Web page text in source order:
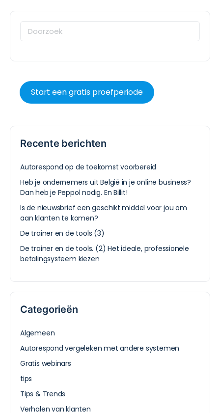
Start een gratis proefperiode
Recente berichten
Autorespond op de toekomst voorbereid
Heb je ondernemers uit België in je online business?
Dan heb je Peppol nodig. En Billit!
Is de nieuwsbrief een geschikt middel voor jou om
aan klanten te komen?
De trainer en de tools (3)
De trainer en de tools. (2) Het ideale, professionele
betalingsysteem kiezen
Categorieën
Algemeen
Autorespond vergeleken met andere systemen
Gratis webinars
tips
Tips & Trends
Verhalen van klanten